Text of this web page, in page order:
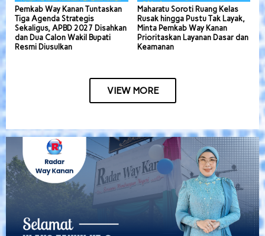
Pemkab Way Kanan Tuntaskan
Tiga Agenda Strategis
Sekaligus, APBD 2027 Disahkan
dan Dua Calon Wakil Bupati
Resmi Diusulkan
Maharatu Soroti Ruang Kelas
Rusak hingga Pustu Tak Layak,
Minta Pemkab Way Kanan
Prioritaskan Layanan Dasar dan
Keamanan
VIEW MORE